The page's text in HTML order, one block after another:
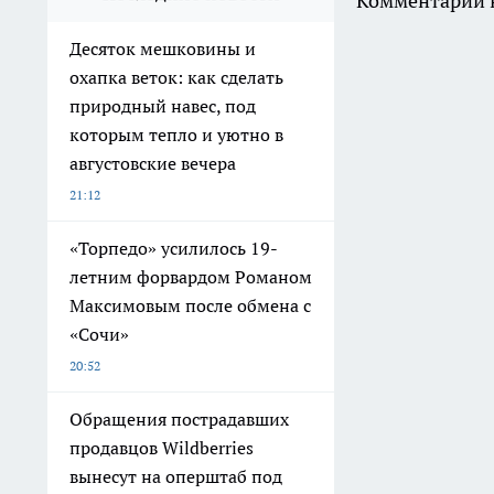
Десяток мешковины и
охапка веток: как сделать
природный навес, под
которым тепло и уютно в
августовские вечера
21:12
«Торпедо» усилилось 19-
летним форвардом Романом
Максимовым после обмена с
«Сочи»
20:52
Обращения пострадавших
продавцов Wildberries
вынесут на оперштаб под